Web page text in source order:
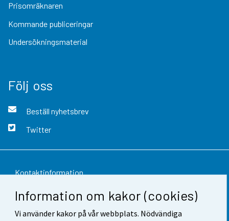
Information om kakor (cookies)
Vi använder kakor på vår webbplats. Nödvändiga
Prisomräknaren
Kommande publiceringar
Undersökningsmaterial
Följ oss
Beställ nyhetsbrev
Twitter
Kontaktinformation
Respons
Användarvillkor